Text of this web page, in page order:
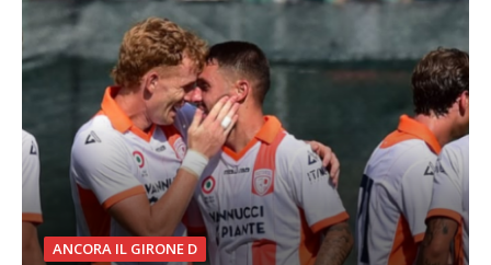
ANCORA IL GIRONE D